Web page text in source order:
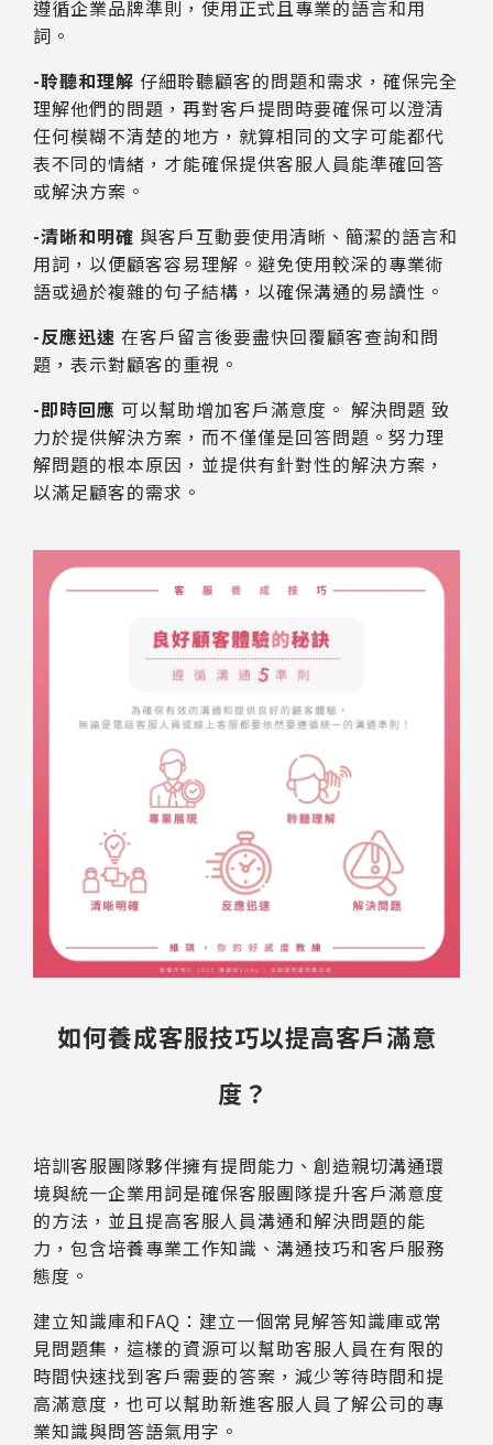
遵循企業品牌準則，使用正式且專業的語言和用
詞。
-聆聽和理解 仔細聆聽顧客的問題和需求，確保完全
理解他們的問題，再對客戶提問時要確保可以澄清
任何模糊不清楚的地方，就算相同的文字可能都代
表不同的情緒，才能確保提供客服人員能準確回答
或解決方案。
-清晰和明確 與客戶互動要使用清晰、簡潔的語言和
用詞，以便顧客容易理解。避免使用較深的專業術
語或過於複雜的句子結構，以確保溝通的易讀性。
-反應迅速 在客戶留言後要盡快回覆顧客查詢和問
題，表示對顧客的重視。
-即時回應 可以幫助增加客戶滿意度。 解決問題 致
力於提供解決方案，而不僅僅是回答問題。努力理
解問題的根本原因，並提供有針對性的解決方案，
以滿足顧客的需求。
如何養成客服技巧以提高客戶滿意
度？
培訓客服團隊夥伴擁有提問能力、創造親切溝通環
境與統一企業用詞是確保客服團隊提升客戶滿意度
的方法，並且提高客服人員溝通和解決問題的能
力，包含培養專業工作知識、溝通技巧和客戶服務
態度。
建立知識庫和FAQ：建立一個常見解答知識庫或常
見問題集，這樣的資源可以幫助客服人員在有限的
時間快速找到客戶需要的答案，減少等待時間和提
高滿意度，也可以幫助新進客服人員了解公司的專
業知識與問答語氣用字。